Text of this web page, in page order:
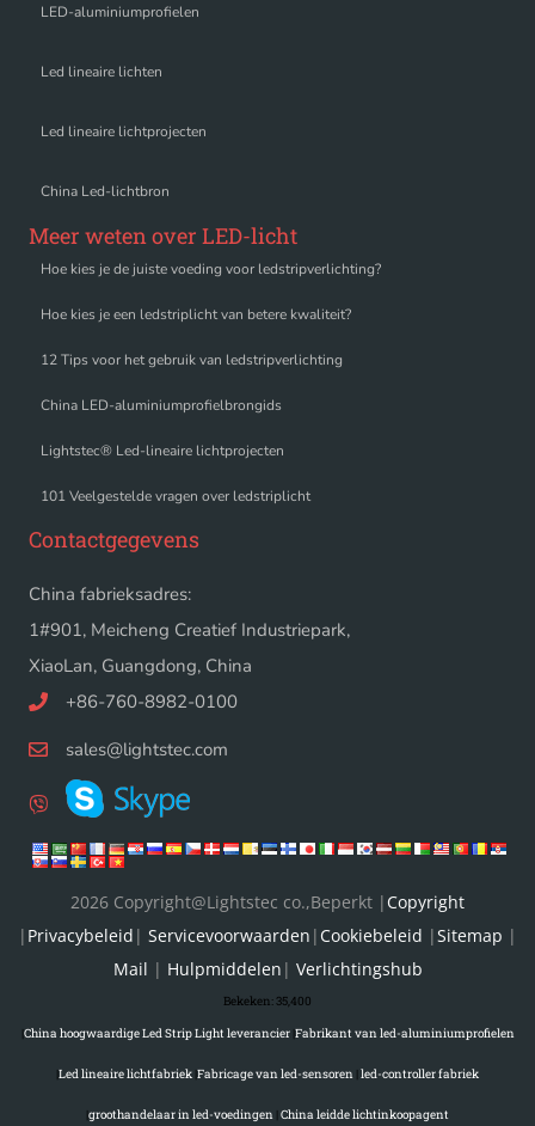
LED-aluminiumprofielen
Led lineaire lichten
Led lineaire lichtprojecten
China Led-lichtbron
Meer weten over LED-licht
Hoe kies je de juiste voeding voor ledstripverlichting?
Hoe kies je een ledstriplicht van betere kwaliteit?
12 Tips voor het gebruik van ledstripverlichting
China LED-aluminiumprofielbrongids
Lightstec® Led-lineaire lichtprojecten
101 Veelgestelde vragen over ledstriplicht
Contactgegevens
China fabrieksadres:
1#901, Meicheng Creatief Industriepark,
XiaoLan, Guangdong, China
+86-760-8982-0100
sales@lightstec.com
2026 Copyright@Lightstec co.,Beperkt | Copyright
| Privacybeleid | Servicevoorwaarden | Cookiebeleid |Sitemap |
Mail | Hulpmiddelen | Verlichtingshub
Bekeken:35,400
China hoogwaardige Led Strip Light leverancier| Fabrikant van led-aluminiumprofielen
Led lineaire lichtfabriek Fabricage van led-sensoren led-controller fabriek
groothandelaar in led-voedingen China leidde lichtinkoopagent